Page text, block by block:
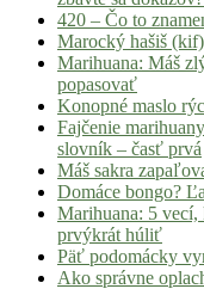
420 – Čo to
Marocký hašiš (kif)
Marihuana: Máš
popasovať
Konopné maslo
Fajčenie
slovník – časť prvá
Máš sakra
Domáce bongo?
Marihuana: 5 vecí,
prvýkrát húliť
Päť podomácky
Ako správne